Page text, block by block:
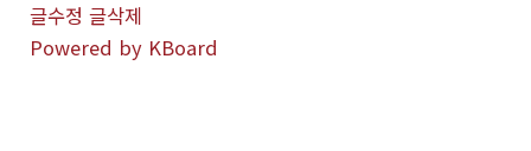
글수정 글삭제
Powered by KBoard